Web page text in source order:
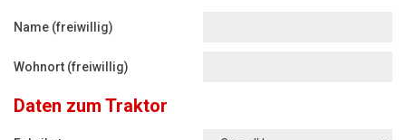
Name (freiwillig)
Wohnort (freiwillig)
Daten zum Traktor